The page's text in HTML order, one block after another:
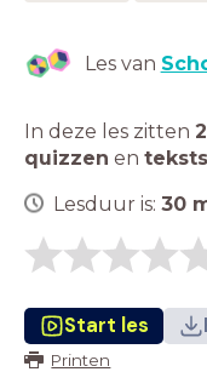
Les van
In deze les zitten
quizzen en
Lesduur is: 30
Start les
Printen